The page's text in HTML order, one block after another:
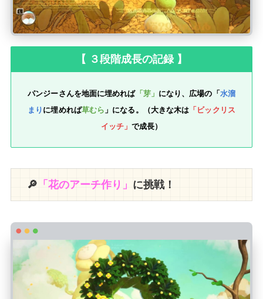
【 ３段階成長の記録 】
パンジーさんを地面に埋めれば「芽」 になり、広場の「 水溜
まり に埋めれば草むら 」になる。（大きな木は 「ビックリス
イッチ」 で成長）
🔎 「花のアーチ作り」 に挑戦！